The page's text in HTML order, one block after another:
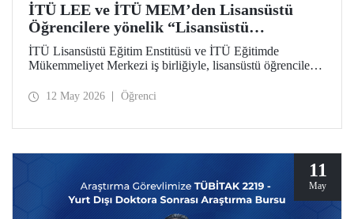
İTÜ LEE ve İTÜ MEM’den Lisansüstü
Öğrencilere yönelik “Lisansüstü
Araştırmalarda Yapay Zekânın Sorumlu
Kullanımı” Eğitim Dizisi
İTÜ Lisansüstü Eğitim Enstitüsü ve İTÜ Eğitimde
Mükemmeliyet Merkezi iş birliğiyle, lisansüstü öğrenciler
sorumlu kullanımına odaklanan 5 modüllü yeni bir eğitim
ise 2026–2027 Güz döneminde uygulanacak.
12 May 2026 Öğrenci
11
May